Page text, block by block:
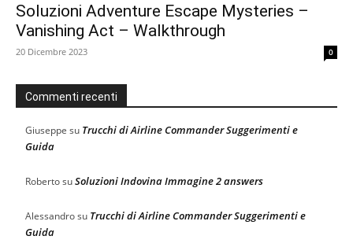
Soluzioni Adventure Escape Mysteries –
Vanishing Act – Walkthrough
20 Dicembre 2023 0
Commenti recenti
Giuseppe su Trucchi di Airline Commander Suggerimenti e
Guida
RobertosuSoluzioni Indovina Immagine 2 answers
Alessandrosu Trucchi di Airline Commander Suggerimenti e
Guida